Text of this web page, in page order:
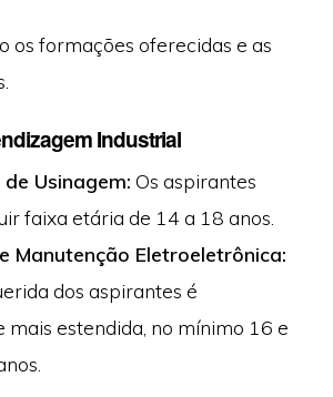
os formações oferecidas e as
Industrial
Usinagem: Os aspirantes
faixa etária de 14 a 18 anos.
Manutenção Eletroeletrônica:
dos aspirantes é
mais estendida, no mínimo 16 e